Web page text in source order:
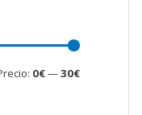
0€—30€